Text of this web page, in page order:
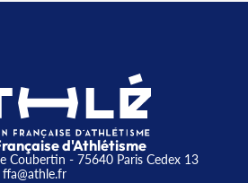
d'Athlétisme
Coubertin - 75640 Paris Cedex 13